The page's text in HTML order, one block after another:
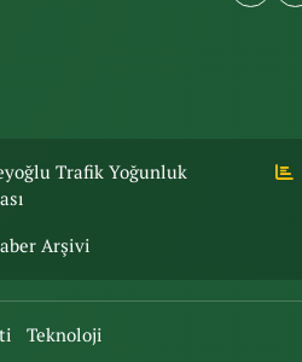
Trafik Yoğunluk
Arşivi
Teknoloji